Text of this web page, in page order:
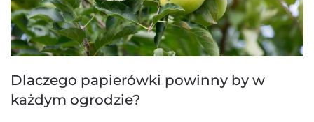
Dlaczego papierówki powinny by w
każdym ogrodzie?